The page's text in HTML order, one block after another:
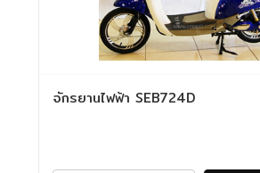
จักรยานไฟฟ้า SEB724D